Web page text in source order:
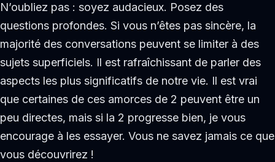
N’oubliez pas : soyez audacieux. Posez des
questions profondes. Si vous n’êtes pas sincère, la
majorité des conversations peuvent se limiter à des
sujets superficiels. Il est rafraîchissant de parler des
aspects les plus significatifs de notre vie. Il est vrai
que certaines de ces amorces de 2 peuvent être un
peu directes, mais si la 2 progresse bien, je vous
encourage à les essayer. Vous ne savez jamais ce que
vous découvrirez !